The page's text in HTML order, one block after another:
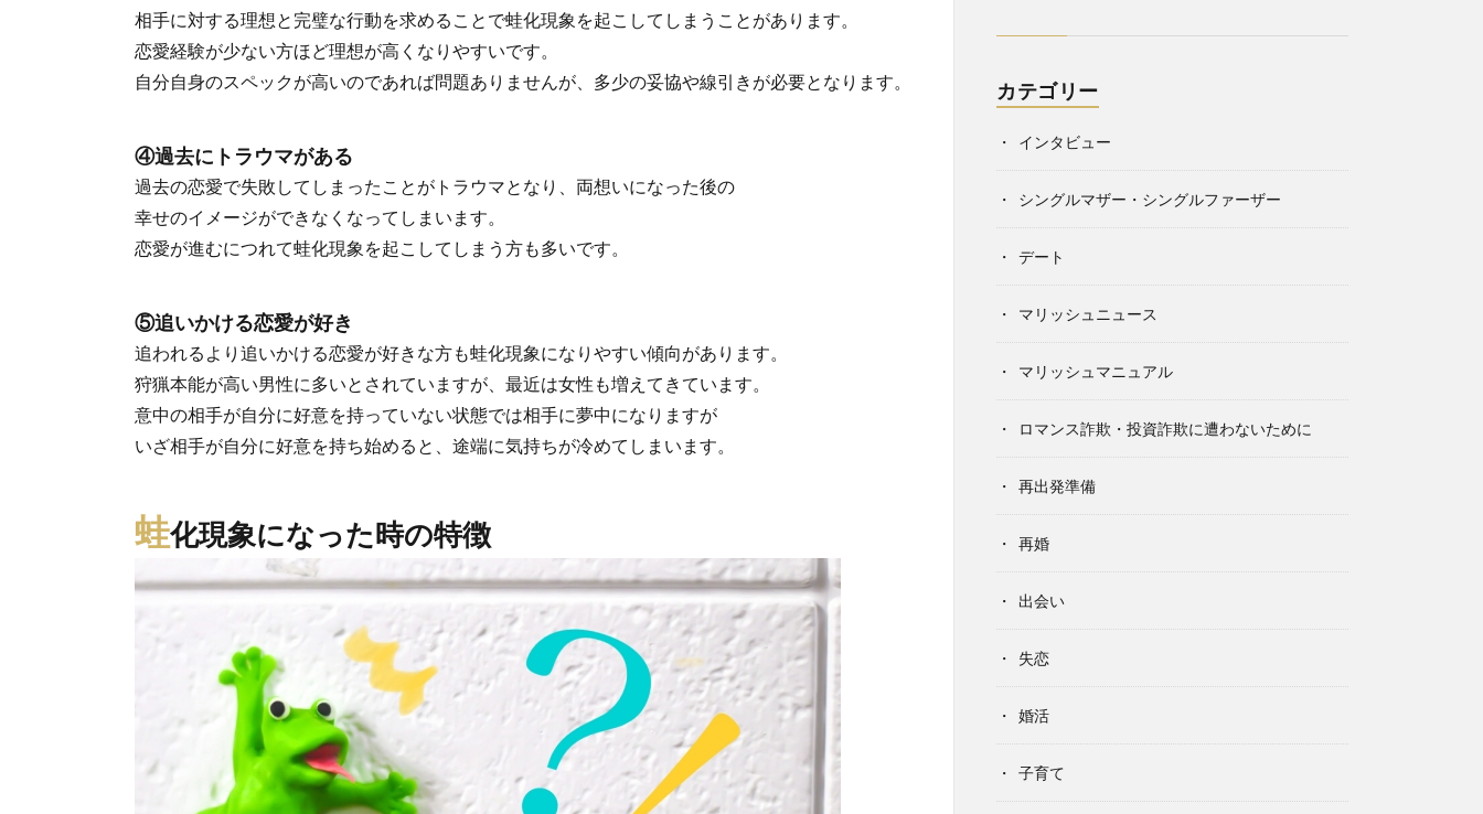
相手に対する理想と完璧な行動を求めることで蛙化現象を起こしてしまうことがあります。
恋愛経験が少ない方ほど理想が高くなりやすいです。
自分自身のスペックが高いのであれば問題ありませんが、多少の妥協や線引きが必要となります。
④過去にトラウマがある
過去の恋愛で失敗してしまったことがトラウマとなり、両想いになった後の
幸せのイメージができなくなってしまいます。
恋愛が進むにつれて蛙化現象を起こしてしまう方も多いです。
⑤追いかける恋愛が好き
追われるより追いかける恋愛が好きな方も蛙化現象になりやすい傾向があります。
狩猟本能が高い男性に多いとされていますが、最近は女性も増えてきています。
意中の相手が自分に好意を持っていない状態では相手に夢中になりますが
いざ相手が自分に好意を持ち始めると、途端に気持ちが冷めてしまいます。
蛙化現象になった時の特徴
カテゴリー
インタビュー
シングルマザー・シングルファーザー
デート
マリッシュニュース
マリッシュマニュアル
ロマンス詐欺・投資詐欺に遭わないために
再出発準備
再婚
出会い
失恋
婚活
子育て